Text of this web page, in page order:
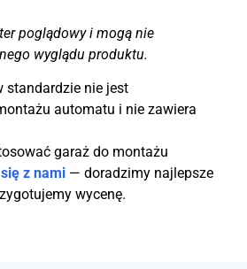
poglądowy i mogą nie
wyglądu produktu.
standardzie nie jest
automatu i nie zawiera
garaż do montażu
z nami — doradzimy najlepsze
wycenę.